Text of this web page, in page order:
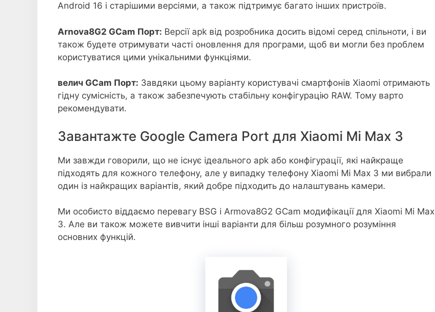
Android 16 і старішими версіями, а також підтримує багато інших пристроїв.
Arnova8G2 GCam Порт: Версії apk від розробника досить відомі серед спільноти, і ви
також будете отримувати часті оновлення для програми, щоб ви могли без проблем
користуватися цими унікальними функціями.
велич GCam Порт: Завдяки цьому варіанту користувачі смартфонів Xiaomi отримають
гідну сумісність, а також забезпечують стабільну конфігурацію RAW. Тому варто
рекомендувати.
Завантажте Google Camera Port для Xiaomi Mi Max 3
Ми завжди говорили, що не існує ідеального apk або конфігурації, які найкраще
підходять для кожного телефону, але у випадку телефону Xiaomi Mi Max 3 ми вибрали
один із найкращих варіантів, який добре підходить до налаштувань камери.
Ми особисто віддаємо перевагу BSG і Armova8G2 GCam модифікації для Xiaomi Mi Max
3. Але ви також можете вивчити інші варіанти для більш розумного розуміння
основних функцій.